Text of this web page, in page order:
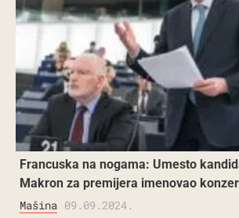
Francuska na nogama: Umesto
Makron za premijera imenovao
Mašina 09.09.2024.